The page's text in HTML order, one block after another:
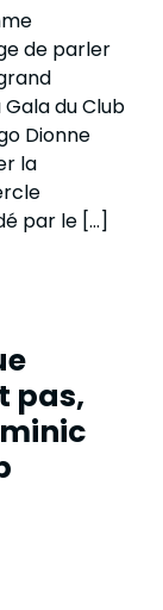
de parler
du Club
Dionne
la
par le […]
pas,